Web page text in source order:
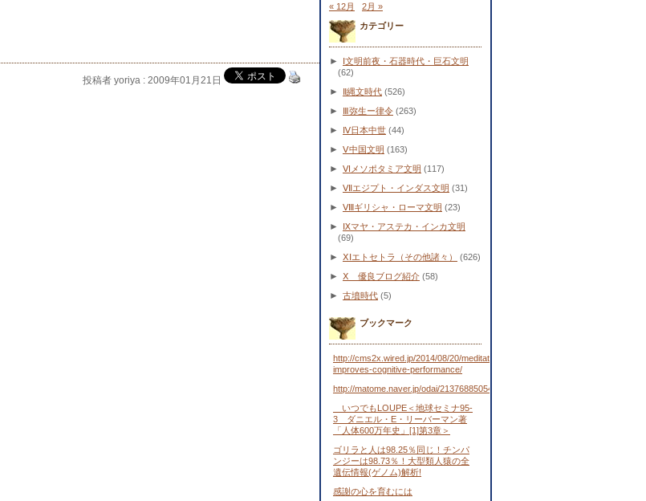
投稿者 yoriya : 2009年01月21日
« 12月
2月 »
カテゴリー
►
Ⅰ文明前夜・石器時代・巨石文明
(62)
► Ⅱ縄文時代 (526)
► Ⅲ弥生ー律令 (263)
► Ⅳ日本中世 (44)
► Ⅴ中国文明 (163)
► Ⅵメソポタミア文明 (117)
► Ⅶエジプト・インダス文明 (31)
► Ⅷギリシャ・ローマ文明 (23)
►
Ⅸマヤ・アステカ・インカ文明
(69)
► ⅩⅠエトセトラ（その他諸々） (626)
► Ⅹ 優良ブログ紹介 (58)
► 古墳時代 (5)
ブックマーク
http://cms2x.wired.jp/2014/08/20/meditation-
improves-cognitive-performance/
http://matome.naver.jp/odai/2137688505443481701
いつでもLOUPE＜地球セミナ95-
3 ダニエル・E・リーバーマン著
「人体600万年史」[1]第3章＞
ゴリラと人は98.25％同じ！チンパ
ンジーは98.73％！大型類人猿の全
遺伝情報(ゲノム)解析!
感謝の心を育むには